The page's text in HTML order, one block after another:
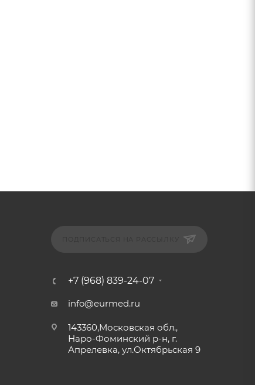
+7 (968) 839-24-07
info@eurmed.ru
143360,Московская обл.,
Наро-Фоминский р-н, г.
Апрелевка, ул.Октябрьская 9